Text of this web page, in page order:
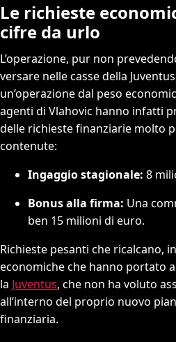
Le richieste
cifre da urlo
L’operazione, pur non
versare nelle casse della
un’operazione dal peso
agenti di Vlahovic hanno infatti
delle richieste finanziarie molto
contenute:
Ingaggio stagionale: 8
Bonus alla firma: Una
ben 15 milioni di euro.
Richieste pesanti che ricalcano,
economiche che hanno portato
la Juventus, che non ha voluto
all’interno del proprio nuovo
finanziaria.